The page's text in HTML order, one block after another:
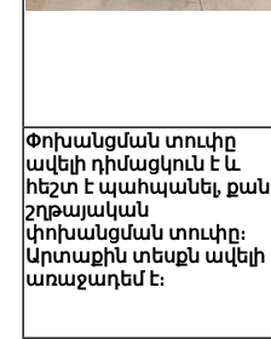
Փոխանցման տուփը
ավելի դիմացկուն է և
հեշտ է պահպանել, քան
շղթայական
փոխանցման տուփը։
Արտաքին տեսքն ավելի
առաջադեմ է։